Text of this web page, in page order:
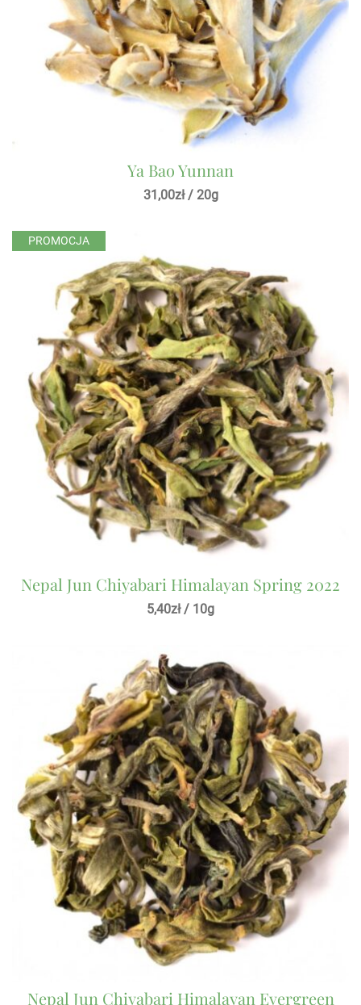
Ya Bao Yunnan
31,00zł/ 20g
PROMOCJA
Nepal Jun Chiyabari Himalayan Spring 2022
5,40zł/ 10g
Nepal Jun Chiyabari Himalayan Evergreen